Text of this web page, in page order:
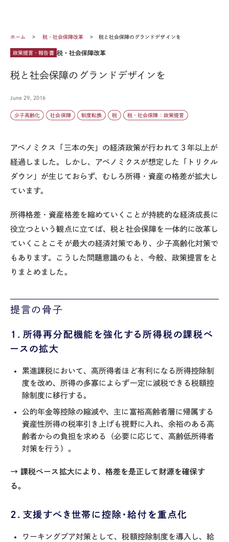
ホーム 税・社会保障改革 税と社会保障のグランドデザインを
政策提言・報告書 税・社会保障改革
税と社会保障のグランドデザインを
June 29, 2016
少子高齢化 社会保障 制度転換 税 税・社会保障：政策提言
アベノミクス「三本の矢」の経済政策が行われて３年以上が
経過しました。しかし、アベノミクスが想定した「トリクル
ダウン」が生じておらず、むしろ所得・資産の格差が拡大し
ています。
所得格差・資産格差を縮めていくことが持続的な経済成長に
役立つという観点に立てば、税と社会保障を一体的に改革し
ていくことこそが最大の経済対策であり、少子高齢化対策で
もあります。こうした問題意識のもと、今般、政策提言をと
りまとめました。
提言の骨子
１．所得再分配機能を強化する所得税の課税ベ
ースの拡大
累進課税において、高所得者ほど有利になる所得控除制
度を改め、所得の多寡によらず一定に減税できる税額控
除制度に移行する。
公的年金等控除の縮減や、主に富裕高齢者層に帰属する
資産性所得の税率引き上げも視野に入れ、余裕のある高
齢者からの負担を求める（必要に応じて、高齢低所得者
対策を行う）。
→ 課税ベース拡大により、格差を是正して財源を確保す
る。
２．支援すべき世帯に控除・給付を重点化
ワーキングプア対策として、税額控除制度を導入し、給